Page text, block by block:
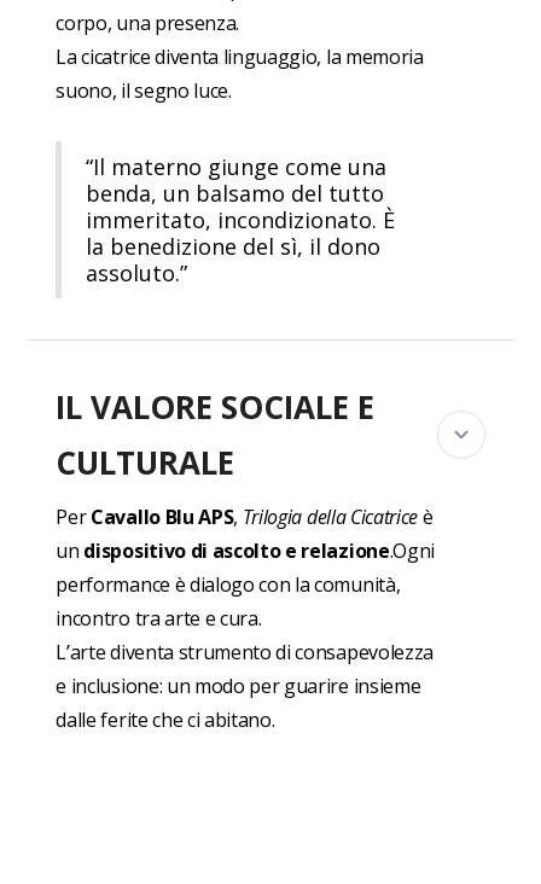
corpo, una presenza.
La cicatrice diventa linguaggio, la memoria
suono, il segno luce.
“Il materno giunge come una
benda, un balsamo del tutto
immeritato, incondizionato. È
la benedizione del sì, il dono
assoluto.”
IL VALORE SOCIALE E
CULTURALE
PerCavallo Blu APS, Trilogia della Cicatriceè
un dispositivo di ascolto e relazione.Ogni
performance è dialogo con la comunità,
incontro tra arte e cura.
L’arte diventa strumento di consapevolezza
e inclusione: un modo per guarire insieme
dalle ferite che ci abitano.